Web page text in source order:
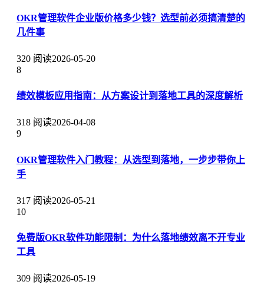
OKR管理软件企业版价格多少钱？选型前必须搞清楚的
几件事
320 阅读2026-05-20
8
绩效模板应用指南：从方案设计到落地工具的深度解析
318 阅读2026-04-08
9
OKR管理软件入门教程：从选型到落地，一步步带你上
手
317 阅读2026-05-21
10
免费版OKR软件功能限制：为什么落地绩效离不开专业
工具
309 阅读2026-05-19